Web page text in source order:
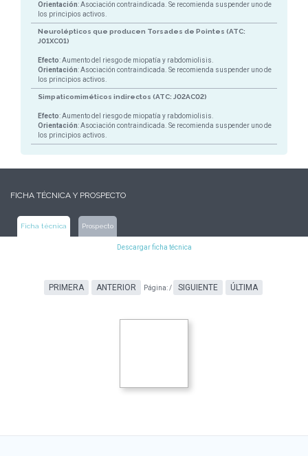
Orientación: Asociación contraindicada. Se recomienda suspender uno de
los principios activos.
Neurolépticos que producen Torsades de Pointes (ATC:
J01XC01)
Efecto: Aumento del riesgo de miopatía y rabdomiolisis.
Orientación: Asociación contraindicada. Se recomienda suspender uno de
los principios activos.
Simpaticomiméticos indirectos (ATC: J02AC02)
Efecto: Aumento del riesgo de miopatía y rabdomiolisis.
Orientación: Asociación contraindicada. Se recomienda suspender uno de
los principios activos.
FICHA TÉCNICA Y PROSPECTO
Ficha técnica Prospecto
Descargar ficha técnica
PRIMERA ANTERIOR Página:/ SIGUIENTE ÚLTIMA